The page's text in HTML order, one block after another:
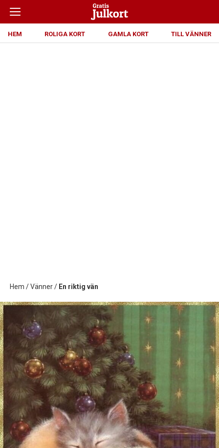
HEM ROLIGA KORT GAMLA KORT TILL VÄNNER
Hem /Vänner/ En riktig vän